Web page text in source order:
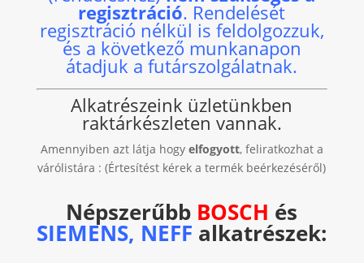
regisztráció. Rendelését
regisztráció nélkül is feldolgozzuk,
és a következő munkanapon
átadjuk a futárszolgálatnak.
Alkatrészeink üzletünkben
raktárkészleten vannak.
Amennyiben azt látja hogy elfogyott, feliratkozhat a
várólistára : (Értesítést kérek a termék beérkezéséről)
Népszerűbb BOSCH és
SIEMENS, NEFF alkatrészek: